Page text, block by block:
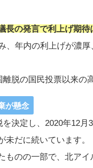
長の発言で利上げ期
、年内の利上げが濃
脱の国民投票以来の
が懸念
決定し、2020年12
未だに続いています。
ものの一部で、北ア